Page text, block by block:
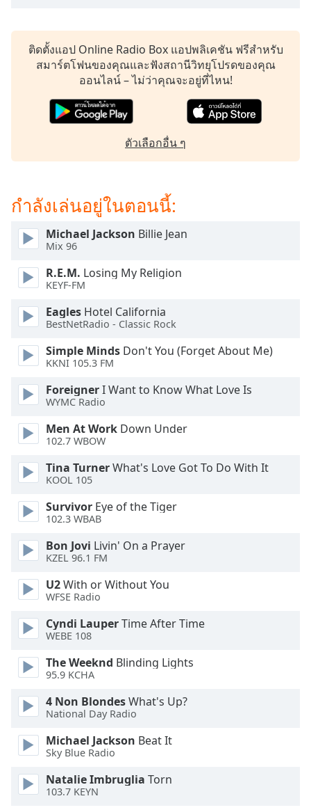
Text
Background
Color
Opacity
Caption
Area
Background
Style
Font
Family
Reset
Done
Close
Dialog
dialog
window.
ติดตั้งแอป Online Radio Box แอปพลิเคชัน ฟรีสำหรับ
สมาร์ตโฟนของคุณและฟังสถานีวิทยุโปรดของคุณ
ออนไลน์ – ไม่ว่าคุณจะอยู่ที่ไหน!
ตัวเลือกอื่น ๆ
กำลังเล่นอยู่ในตอนนี้:
Michael Jackson Billie Jean
Mix 96
R.E.M. Losing My Religion
KEYF-FM
Eagles Hotel California
BestNetRadio - Classic Rock
Simple Minds Don't You (Forget About Me)
KKNI 105.3 FM
ForeignerI Want to Know What Love Is
WYMC Radio
Men At Work Down Under
102.7 WBOW
Tina TurnerWhat's Love Got To Do With It
KOOL 105
Survivor Eye of the Tiger
102.3 WBAB
Bon Jovi Livin' On a Prayer
KZEL 96.1 FM
U2With or Without You
WFSE Radio
Cyndi LauperTime After Time
WEBE 108
The Weeknd Blinding Lights
95.9 KCHA
4 Non BlondesWhat's Up?
National Day Radio
Michael Jackson Beat It
Sky Blue Radio
Natalie Imbruglia Torn
103.7 KEYN